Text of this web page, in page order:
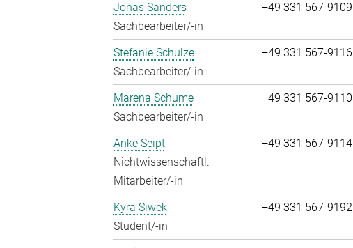
Jonas Sanders
Sachbearbeiter/-in
+49 331 567-9109
Stefanie Schulze
Sachbearbeiter/-in
+49 331 567-9116
Marena Schume
Sachbearbeiter/-in
+49 331 567-9110
Anke Seipt
Nichtwissenschaftl.
Mitarbeiter/-in
+49 331 567-9114
Kyra Siwek
Student/-in
+49 331 567-9192